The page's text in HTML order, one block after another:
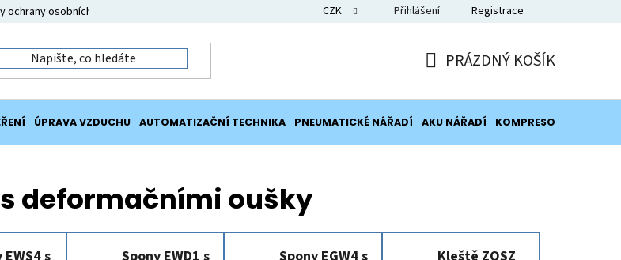
ochrany osobních údajů CZK Přihlášení Registrace
KOŠÍK
PRÁZDNÝ KOŠÍK
ÚPRAVA VZDUCHU AUTOMATIZAČNÍ TECHNIKA PNEUMATICKÉ NÁŘADÍ AKU NÁŘADÍ KOMPRESORY
deformačními oušky